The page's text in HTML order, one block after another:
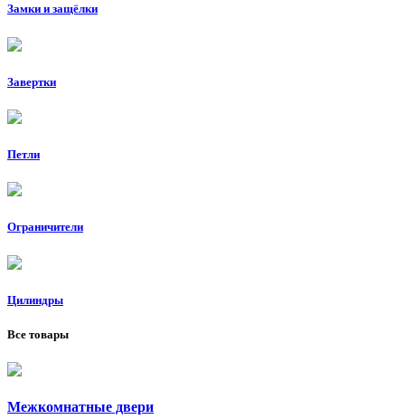
Замки и защёлки
Завертки
Петли
Ограничители
Цилиндры
Все товары
Межкомнатные двери